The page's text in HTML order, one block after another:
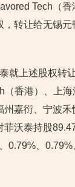
Tech（
转让给无锡元
就上述股权转
香港）、上海
州嘉衍、宁波
沃泰持股
0.79%、0.79%